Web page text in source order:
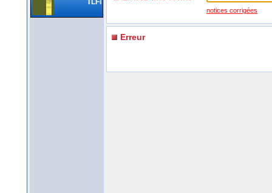
TLFi
notices corrigées
Erreur